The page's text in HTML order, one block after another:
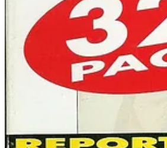
Le genre est devenu “niche”, pour
Et c’est uniquement grâce à la passion de
ainsi redécouvrir la saveur unique d’un
Comme le plaisir…
de fouiller un écran de jeu comme
d’associer des objets improbables
de suivre la trame d’une enquête